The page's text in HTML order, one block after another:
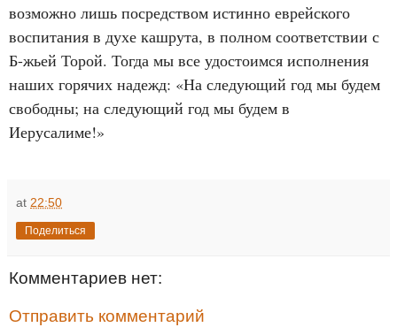
возможно лишь посредством истинно еврейского
воспитания в духе кашрута, в полном соответствии с
Б-жьей Торой. Тогда мы все удостоимся исполнения
наших горячих надежд: «На следующий год мы будем
свободны; на следующий год мы будем в
Иерусалиме!»
at 22:50
Поделиться
Комментариев нет:
Отправить комментарий